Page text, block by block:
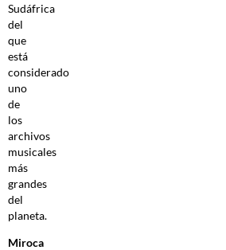
Sudáfrica
del
que
está
considerado
uno
de
los
archivos
musicales
más
grandes
del
planeta.
Miroca